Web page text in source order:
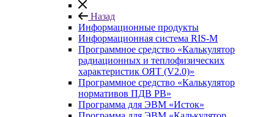
Назад
Информационные продукты
Информационная система RIS-M
Программное средство «Калькулятор
радиационных и теплофизических
характеристик ОЯТ (V2.0)»
Программное средство «Калькулятор
нормативов ПДВ РВ»
Программа для ЭВМ «Исток»